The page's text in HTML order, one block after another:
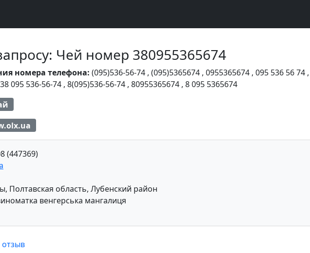
Чей номер 380955365674
номера телефона: (095)536-56-74 , (095)5365674 , 0955365674 , 095 536 56 74 ,
095 536-56-74 , 8(095)536-56-74 , 80955365674 , 8 095 5365674
(447369)
Полтавская область, Лубенский район
венгерська мангалиця